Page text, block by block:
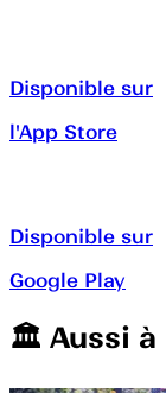
Disponible sur
l'App Store
Disponible sur
Google Play
🏛️️ Aussi à